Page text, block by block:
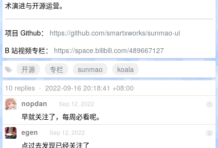
术演进与开源运营。
项目 Github： https://github.com/smartxworks/sunmao-ui
B 站视频专栏： https://space.bilibili.com/489667127
开源
专栏 sunmao
koala
10 replies • 2022-09-16 20:18:41 +08:00
1
nopdan Sep 12, 2022
早就关注了，每周必看呢。
2
egen Sep 12, 2022
点过去发现已经关注了